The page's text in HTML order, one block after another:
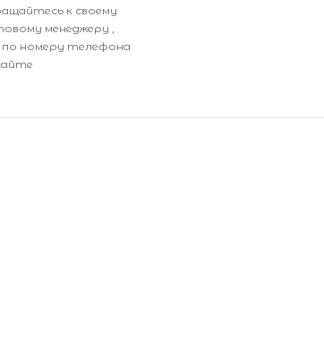
к своему
менеджеру ,
по номеру телефона